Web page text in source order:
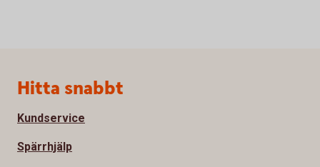
Sidfot
Hitta snabbt
Kundservice
Spärrhjälp